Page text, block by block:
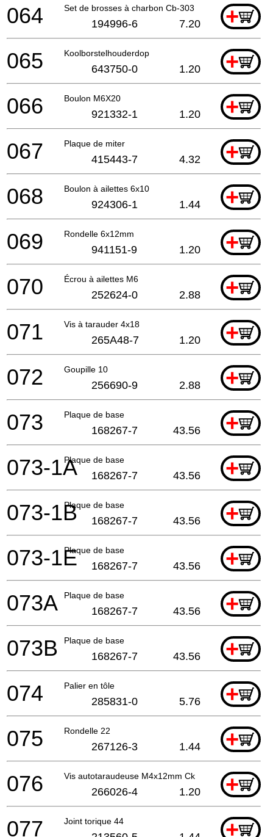
Set de brosses à charbon Cb-303 +
064 194996-6 7.20
Koolborstelhouderdop +
065 643750-0 1.20
Boulon M6X20 +
066 921332-1 1.20
Plaque de miter +
067 415443-7 4.32
Boulon à ailettes 6x10 +
068 924306-1 1.44
Rondelle 6x12mm +
069 941151-9 1.20
Écrou à ailettes M6 +
070 252624-0 2.88
Vis à tarauder 4x18 +
071 265A48-7 1.20
Goupille 10 +
072 256690-9 2.88
Plaque de base +
073 168267-7 43.56
Plaque de base +
073-1A 168267-7 43.56
Plaque de base +
073-1B 168267-7 43.56
Plaque de base +
073-1E 168267-7 43.56
Plaque de base +
073A 168267-7 43.56
Plaque de base +
073B 168267-7 43.56
Palier en tôle +
074 285831-0 5.76
Rondelle 22 +
075 267126-3 1.44
Vis autotaraudeuse M4x12mm Ck +
076 266026-4 1.20
Joint torique 44 +
077